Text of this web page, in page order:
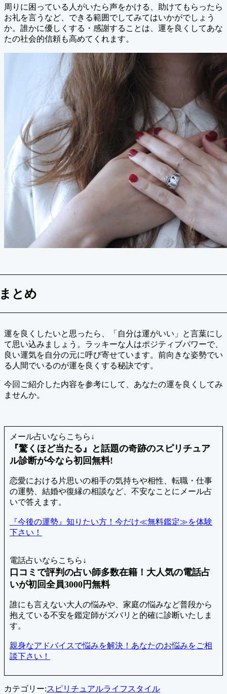
周りに困っている人がいたら声をかける、助けてもらったら
お礼を言うなど、できる範囲でしてみてはいかがでしょう
か。誰かに優しくする・感謝することは、運を良くしてあな
たの社会的信頼も高めてくれます。
とめ
運を良くしたいと思ったら、「自分は運がいい」と言葉にし
て思い込みましょう。ラッキーな人はポジティブパワーで、
良い運気を自分の元に呼び寄せています。前向きな姿勢でい
る人間でいるのが運を良くする秘訣です。
今回ご紹介した内容を参考にして、あなたの運を良くしてみ
ませんか。
メール占いならこちら↓
『驚くほど当たる』と話題の奇跡のスピリチュア
ル診断が今なら初回無料!
恋愛における片思いの相手の気持ちや相性、転職・仕事
の運勢、結婚や復縁の相談など、不安なことにメール占
いで答えます。
『今後の運勢』知りたい方！今だけ≪無料鑑定≫を体験
下さい！
電話占いならこちら↓
口コミで評判の占い師多数在籍！大人気の電話占
いが初回全員3000円無料
誰にも言えない大人の悩みや、家庭の悩みなど普段から
抱えている不安を鑑定師がズバリと的確に診断いたしま
す。
親身なアドバイスで悩みを解決！あなたのお悩みをご相
談下さい！
カテゴリー:スピリチュアルライフスタイル